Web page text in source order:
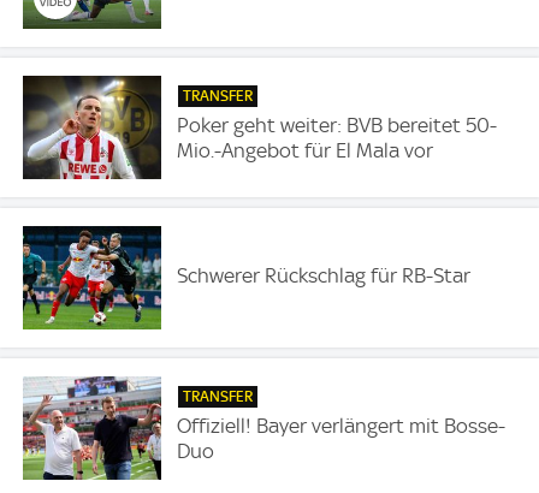
TRANSFER
Poker geht weiter: BVB bereitet 50-
Mio.-Angebot für El Mala vor
Schwerer Rückschlag für RB-Star
TRANSFER
Offiziell! Bayer verlängert mit Bosse-
Duo